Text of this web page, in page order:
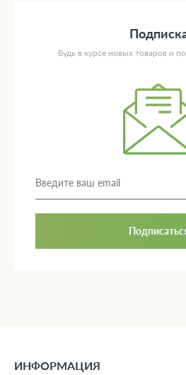
Будь в курсе новых товаров и
ИНФОРМАЦИЯ